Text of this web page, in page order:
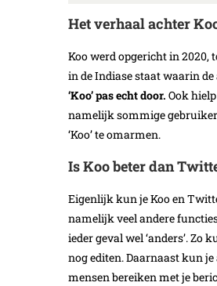
Het verhaal achter
Koo werd opgericht in 2020,
in de Indiase staat waarin
‘Koo’ pas echt door. Ook
namelijk sommige
‘Koo’ te omarmen.
Is Koo beter dan
Eigenlijk kun je Koo en
namelijk veel andere
ieder geval wel ‘anders’. Zo
nog editen. Daarnaast kun
mensen bereiken met je